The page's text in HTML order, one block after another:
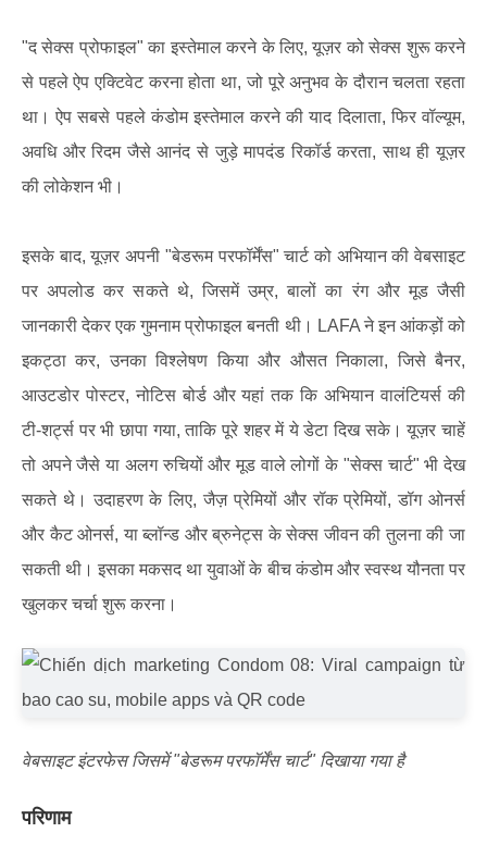
"द सेक्स प्रोफाइल" का इस्तेमाल करने के लिए, यूज़र को सेक्स शुरू करने
से पहले ऐप एक्टिवेट करना होता था, जो पूरे अनुभव के दौरान चलता रहता
था। ऐप सबसे पहले कंडोम इस्तेमाल करने की याद दिलाता, फिर वॉल्यूम,
अवधि और रिदम जैसे आनंद से जुड़े मापदंड रिकॉर्ड करता, साथ ही यूज़र
की लोकेशन भी।
इसके बाद, यूज़र अपनी "बेडरूम परफॉर्मेंस" चार्ट को अभियान की वेबसाइट
पर अपलोड कर सकते थे, जिसमें उम्र, बालों का रंग और मूड जैसी
जानकारी देकर एक गुमनाम प्रोफाइल बनती थी। LAFA ने इन आंकड़ों को
इकट्ठा कर, उनका विश्लेषण किया और औसत निकाला, जिसे बैनर,
आउटडोर पोस्टर, नोटिस बोर्ड और यहां तक कि अभियान वालंटियर्स की
टी-शर्ट्स पर भी छापा गया, ताकि पूरे शहर में ये डेटा दिख सके। यूज़र चाहें
तो अपने जैसे या अलग रुचियों और मूड वाले लोगों के "सेक्स चार्ट" भी देख
सकते थे। उदाहरण के लिए, जैज़ प्रेमियों और रॉक प्रेमियों, डॉग ओनर्स
और कैट ओनर्स, या ब्लॉन्ड और ब्रुनेट्स के सेक्स जीवन की तुलना की जा
सकती थी। इसका मकसद था युवाओं के बीच कंडोम और स्वस्थ यौनता पर
खुलकर चर्चा शुरू करना।
वेबसाइट इंटरफेस जिसमें "बेडरूम परफॉर्मेंस चार्ट" दिखाया गया है
परिणाम